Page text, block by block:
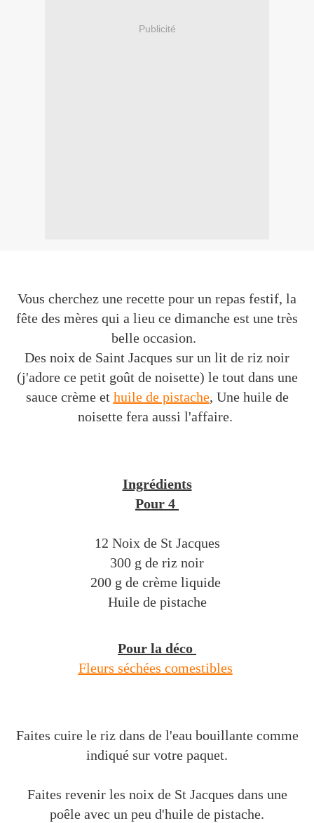
Publicité
Vous cherchez une recette pour un repas festif, la
fête des mères qui a lieu ce dimanche est une très
belle occasion.
Des noix de Saint Jacques sur un lit de riz noir
(j'adore ce petit goût de noisette) le tout dans une
sauce crème et huile de pistache, Une huile de
noisette fera aussi l'affaire.
Ingrédients
Pour 4
12 Noix de St Jacques
300 g de riz noir
200 g de crème liquide
Huile de pistache
Pour la déco
Fleurs séchées comestibles
Faites cuire le riz dans de l'eau bouillante comme
indiqué sur votre paquet.
Faites revenir les noix de St Jacques dans une
poêle avec un peu d'huile de pistache.